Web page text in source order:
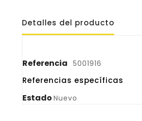
Detalles del producto
Referencia 5001916
Referencias específicas
Estado Nuevo